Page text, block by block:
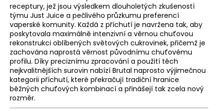
receptury, jež jsou výsledkem dlouholetých zkušeností
týmu Just Juice a pečlivého průzkumu preferencí
vaperské komunity. Každá z příchutí je navržena tak, aby
poskytovala maximálně intenzivní a věrnou chuťovou
rekonstrukci oblíbených světových cukrovinek, přičemž je
zachována naprostá věrnost původnímu chuťovému
profilu. Díky preciznímu zpracování a použití těch
nejkvalitnějších surovin nabízí Brutal naprosto výjimečnou
kategorii příchutí, které překračují tradiční hranice
běžných chuťových kombinací a přinášejí tak zcela nový
rozměr.
HLEDAT
D
o
p
o